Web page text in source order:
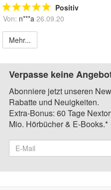
Positiv
Von: n***a 26.09.20
Mehr...
Verpasse keine
Abonniere jetzt unseren
Rabatte und Neuigkeiten.
Extra-Bonus: 60 Tage
Mio. Hörbücher & E-Books.*